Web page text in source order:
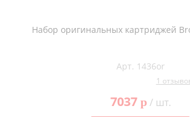
Набор оригинальных картриджей
Арт. 1436or
1
7037 p/ шт.